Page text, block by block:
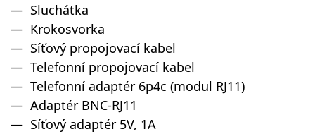
Sluchátka
Krokosvorka
Síťový propojovací kabel
Telefonní propojovací kabel
Telefonní adaptér 6p4c (modul RJ11)
Adaptér BNC-RJ11
Síťový adaptér 5V, 1A